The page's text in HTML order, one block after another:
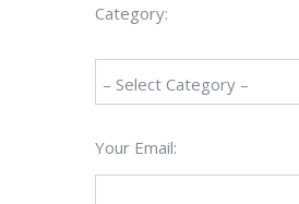
Category:
Your Email: